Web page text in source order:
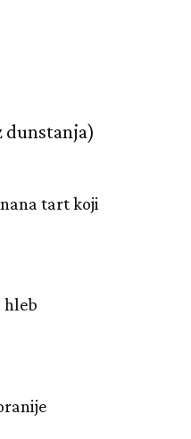
dunstanja)
tart koji
hleb